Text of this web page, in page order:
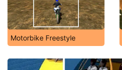
Motorbike Freestyle